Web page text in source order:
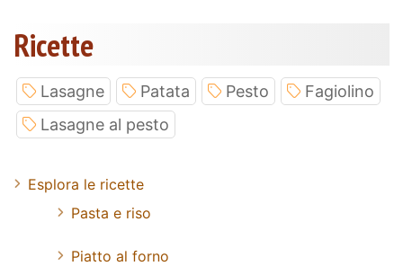
Ricette
Lasagne Patata Pesto
Fagiolino
Lasagne al pesto
Esplora le ricette
Pasta e riso
Piatto al forno